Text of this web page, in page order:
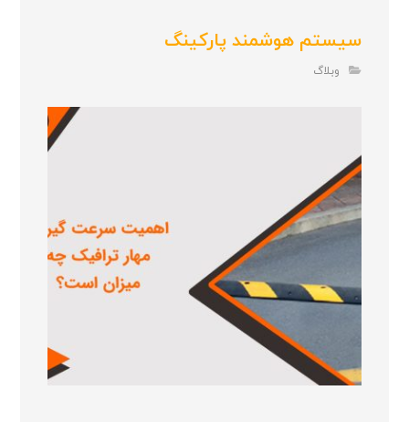
سیستم هوشمند پارکینگ
وبلاگ